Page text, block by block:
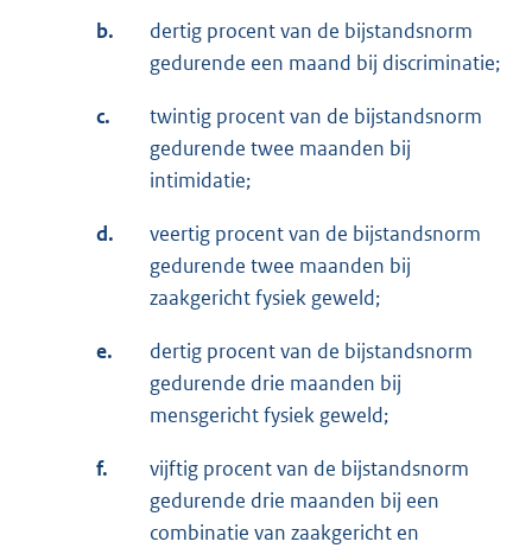
b.
dertig procent van de bijstandsnorm
gedurende een maand bij discriminatie;
c.
twintig procent van de bijstandsnorm
gedurende twee maanden bij
intimidatie;
d.
veertig procent van de bijstandsnorm
gedurende twee maanden bij
zaakgericht fysiek geweld;
e.
dertig procent van de bijstandsnorm
gedurende drie maanden bij
mensgericht fysiek geweld;
f.
vijftig procent van de bijstandsnorm
gedurende drie maanden bij een
combinatie van zaakgericht en